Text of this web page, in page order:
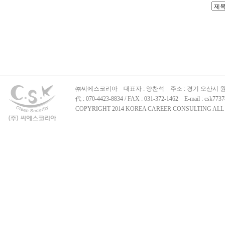
㈜씨에스코리아 대표자 : 양찬석 주소 : 경기 오산시 원
代 : 070-4423-8834 / FAX : 031-372-1462 E-mail :
COPYRIGHT 2014 KOREA CAREER CONSULTING